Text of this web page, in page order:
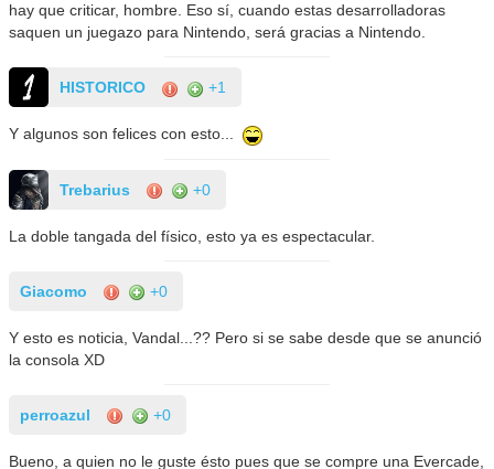
hay que criticar, hombre. Eso sí, cuando estas desarrolladoras
saquen un juegazo para Nintendo, será gracias a Nintendo.
HISTORICO +1
Y algunos son felices con esto...
Trebarius +0
La doble tangada del físico, esto ya es espectacular.
Giacomo +0
Y esto es noticia, Vandal...?? Pero si se sabe desde que se anunció
la consola XD
perroazul +0
Bueno, a quien no le guste ésto pues que se compre una Evercade,